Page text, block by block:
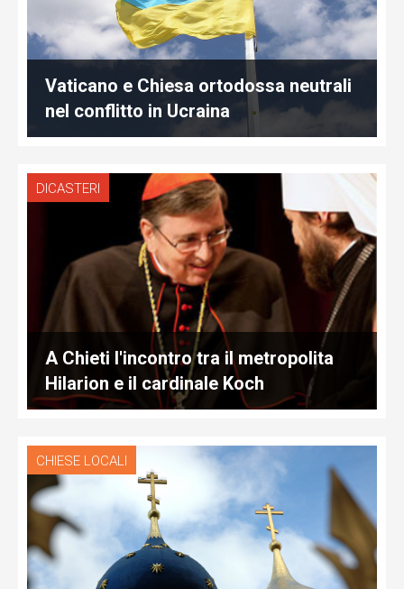
Vaticano e Chiesa ortodossa neutrali
nel conflitto in Ucraina
DICASTERI
A Chieti l'incontro tra il metropolita
Hilarion e il cardinale Koch
CHIESE LOCALI